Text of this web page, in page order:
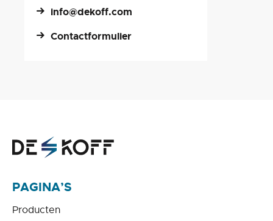
info@dekoff.com
Contactformulier
PAGINA’S
Producten